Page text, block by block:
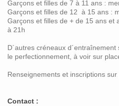
Garçons et filles de 7 à 11 ans :
Garçons et filles de 12 à 15 ans :
Garçons et filles de + de 15 ans et
à 21h
D´autres créneaux
le perfectionnement, à voir sur
Renseignements et inscriptions sur
Contact :